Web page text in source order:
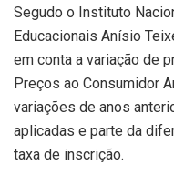
Segudo o Instituto
Educacionais Anísio
em conta a variação de
Preços ao Consumidor
variações de anos
aplicadas e parte da
taxa de inscrição.